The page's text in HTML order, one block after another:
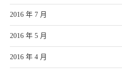
2016 年 7 月
2016 年 5 月
2016 年 4 月